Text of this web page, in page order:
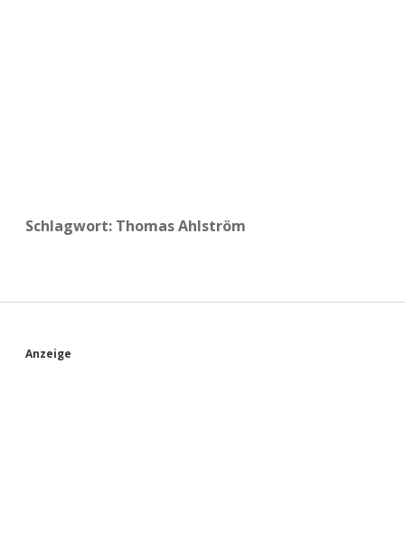
Schlagwort: Thomas Ahlström
S
Anzeige